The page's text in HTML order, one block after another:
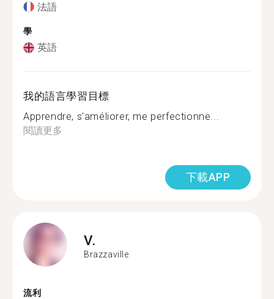
法語
學
英語
我的語言學習目標
Apprendre, s'améliorer, me perfectionne...
閱讀更多
下載APP
V.
Brazzaville
流利